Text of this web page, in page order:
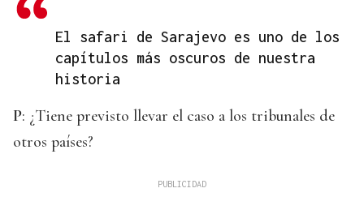
El safari de Sarajevo es uno de los
capítulos más oscuros de nuestra
historia
P: ¿Tiene previsto llevar el caso a los tribunales de
otros países?